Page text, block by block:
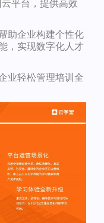
平台，提供高效
助企业构建个性化
，实现数字化人才
业轻松管理培训全